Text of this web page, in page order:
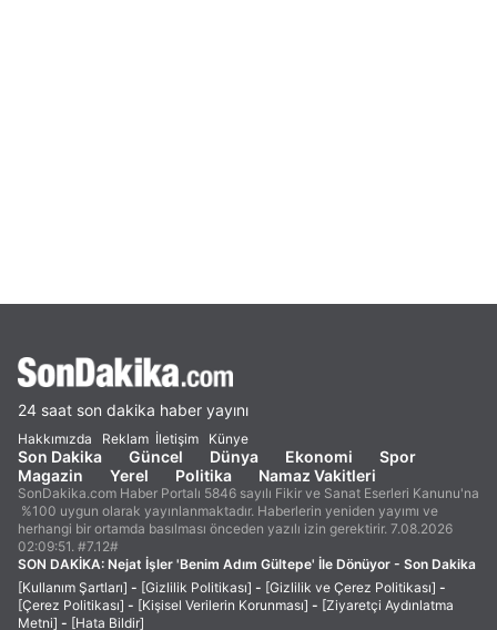
24 saat son dakika haber yayını
Hakkımızda Reklam İletişim Künye
Son Dakika Güncel Dünya Ekonomi
Spor
Magazin
Yerel Politika Namaz Vakitleri
SonDakika.com Haber Portalı 5846 sayılı Fikir ve Sanat Eserleri Kanunu'na
%100 uygun olarak yayınlanmaktadır. Haberlerin yeniden yayımı ve
herhangi bir ortamda basılması önceden yazılı izin gerektirir. 7.08.2026
02:09:51. #7.12#
SON DAKİKA: Nejat İşler 'Benim Adım Gültepe' İle Dönüyor - Son Dakika
[Kullanım Şartları] - [Gizlilik Politikası] - [Gizlilik ve Çerez Politikası] -
[Çerez Politikası] - [Kişisel Verilerin Korunması] - [Ziyaretçi Aydınlatma
Metni] - [Hata Bildir]